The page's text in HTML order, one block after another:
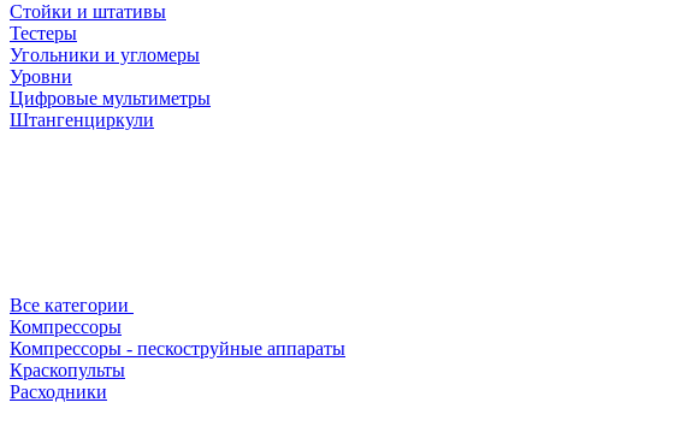
Стойки и штативы
Тестеры
Угольники и угломеры
Уровни
Цифровые мультиметры
Штангенциркули
Все категории
Компрессоры
Компрессоры - пескоструйные аппараты
Краскопульты
Расходники